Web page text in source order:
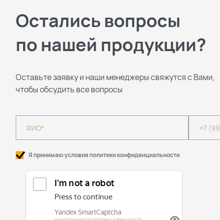
Остались вопросы
по нашей продукции?
Оставьте заявку и наши менеджеры свяжутся с Вами,
чтобы обсудить все вопросы
ФИО* +7
Я принимаю условия политики конфиденциальности